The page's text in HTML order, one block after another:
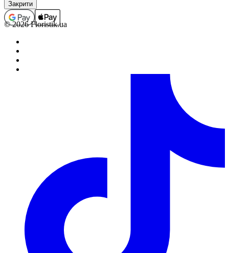
приймаються, а помилково прийняті підлягають анулюванню
(з поверненням коштів, якщо замовлення було оплачено). В
окремих випадках виконання замовлень, які не містять у
попереднім погодженням з менеджером.
6. Повністю оформленим і прийнятим до виконання,
вважається замовлення зі статусом "Сплачено".
1. Кожному замовленню присвоюється певний статус, який
2. Статуси замовлень змінюються цілодобово в
автоматичному режимі. У зв'язку з великим навантаженням,
статуси замовлень на 14 лютого і 8 березня,новий рік
змінюються протягом 48 годин з моменту встановленої дати
його виконання.
3. Безпосереднє комплектування замовлення виконується за
кілька годин до зазначеного клієнтом часу доставки, якщо
замовлення було повністю оформлено, оплачено і прийнято у
роботу.
© 2026 Floristik.ua